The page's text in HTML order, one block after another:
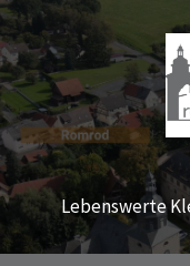
Skip
to
content
Skip
to
main
navigation
Skip
to
footer
Lebenswerte